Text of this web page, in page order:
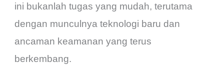
ini bukanlah tugas yang mudah, terutama
dengan munculnya teknologi baru dan
ancaman keamanan yang terus
berkembang.